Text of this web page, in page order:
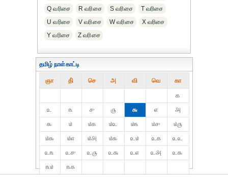
Q வரிசை R வரிசை S வரிசை
T வரிசை
U வரிசை
V வரிசை W வரிசை
X வரிசை
Y வரிசை
Z வரிசை
தமிழ் நாள்காட்டி
ஞா தி் செ அ வி வெ கா
௧
௨
௩ ௪ ௫ ௬ ௭
௮
௯
௰ ௰௧ ௰௨ ௰௩ ௰௪
௰௫
௰௬
௰௭ ௰௮ ௰௯ ௨௰ ௨௧
௨௨
௨௩
௨௪ ௨௫ ௨௬ ௨௭ ௨௮
௨௯
௩௰
௩௧